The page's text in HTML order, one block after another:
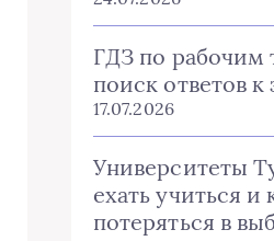
ГДЗ по рабочим
поиск ответов к
17.07.2026
Университеты
ехать учиться и
потеряться в